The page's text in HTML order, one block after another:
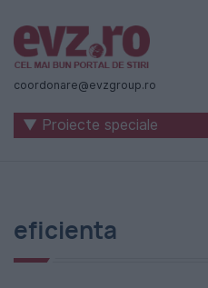
Știri
naționale
internaționale
-
Evenimentul
coordonare@evzgroup.ro
▼ Proiecte speciale
eficienta